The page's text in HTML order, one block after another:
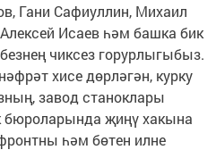
Гани Сафиуллин, Михаил
Исаев һәм башка бик
чиксез горурлыгыбыз.
хисе дөрләгән, курку
завод станоклары
бюроларында җиңү хакына
һәм бөтен илне